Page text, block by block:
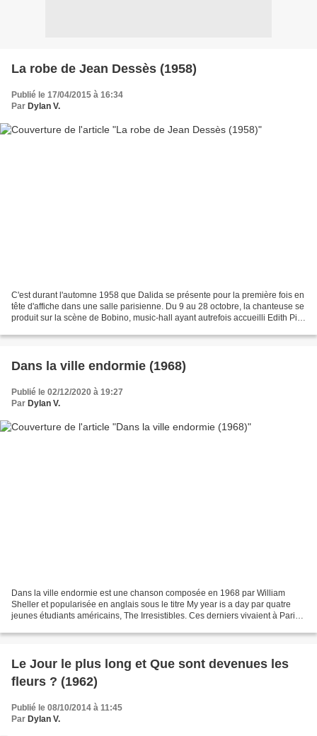
La robe de Jean Dessès (1958)
Publié le 17/04/2015 à 16:34
Par Dylan V.
C'est durant l'automne 1958 que Dalida se présente pour la première fois en
tête d'affiche dans une salle parisienne. Du 9 au 28 octobre, la chanteuse se
produit sur la scène de Bobino, music-hall ayant autrefois accueilli Edith Piaf
Dans la ville endormie (1968)
Publié le 02/12/2020 à 19:27
Par Dylan V.
Dans la ville endormie est une chanson composée en 1968 par William
Sheller et popularisée en anglais sous le titre My year is a day par quatre
jeunes étudiants américains, The Irresistibles. Ces derniers vivaient à Paris
Le Jour le plus long et Que sont devenues les
fleurs ? (1962)
Publié le 08/10/2014 à 11:45
Par Dylan V.